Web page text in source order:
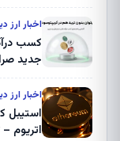
اخبار ارز
کسب
جدید
اخبار ارز
استیبل
اتریوم – U.Today راه اندازی می شود